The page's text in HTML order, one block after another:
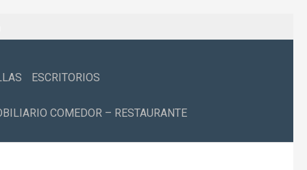
ESCRITORIOS
COMEDOR – RESTAURANTE